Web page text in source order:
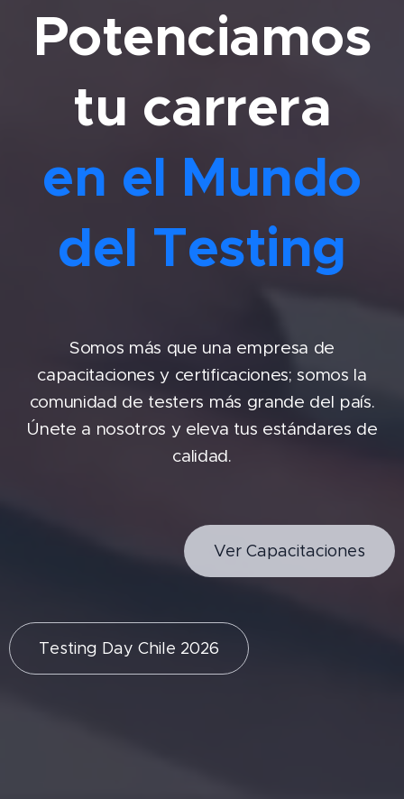
Potenciamos
tu carrera
en el Mundo
del Testing
Somos más que una empresa de
capacitaciones y certificaciones; somos la
comunidad de testers más grande del país.
Únete a nosotros y eleva tus estándares de
calidad.
Ver Capacitaciones
Testing Day Chile 2026